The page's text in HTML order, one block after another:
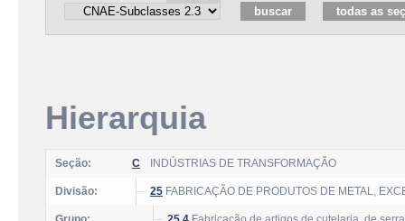
Hierarquia
Seção: C INDÚSTRIAS DE TRANSFORMAÇÃO
Divisão: 25 FABRICAÇÃO DE PRODUTOS DE METAL,